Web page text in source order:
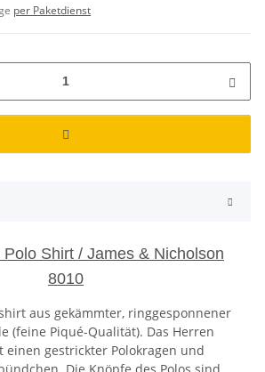
per Paketdienst
Shirt / James & Nicholson
8010
aus gekämmter, ringgesponnener
(feine Piqué-Qualität). Das Herren
einen gestrickter Polokragen und